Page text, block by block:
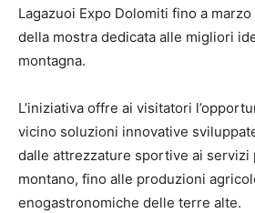
Lagazuoi Expo Dolomiti fino a marzo
della mostra dedicata alle migliori
montagna.
L’iniziativa offre ai visitatori
vicino soluzioni innovative
dalle attrezzature sportive ai servizi
montano, fino alle produzioni
enogastronomiche delle terre alte.